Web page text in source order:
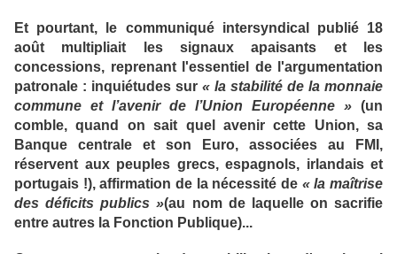
Et pourtant, le communiqué intersyndical publié 18
août multipliait les signaux apaisants et les
concessions, reprenant l'essentiel de l'argumentation
patronale : inquiétudes sur « la stabilité de la monnaie
commune et l’avenir de l’Union Européenne » (un
comble, quand on sait quel avenir cette Union, sa
Banque centrale et son Euro, associées au FMI,
réservent aux peuples grecs, espagnols, irlandais et
portugais !), affirmation de la nécessité de «la maîtrise
des déficits publics »(au nom de laquelle on sacrifie
entre autres la Fonction Publique)...